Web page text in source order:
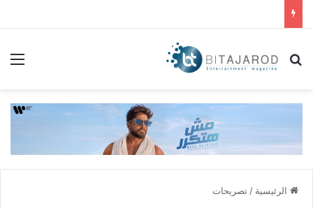
بحث عن
الرئيسية / تصريحات